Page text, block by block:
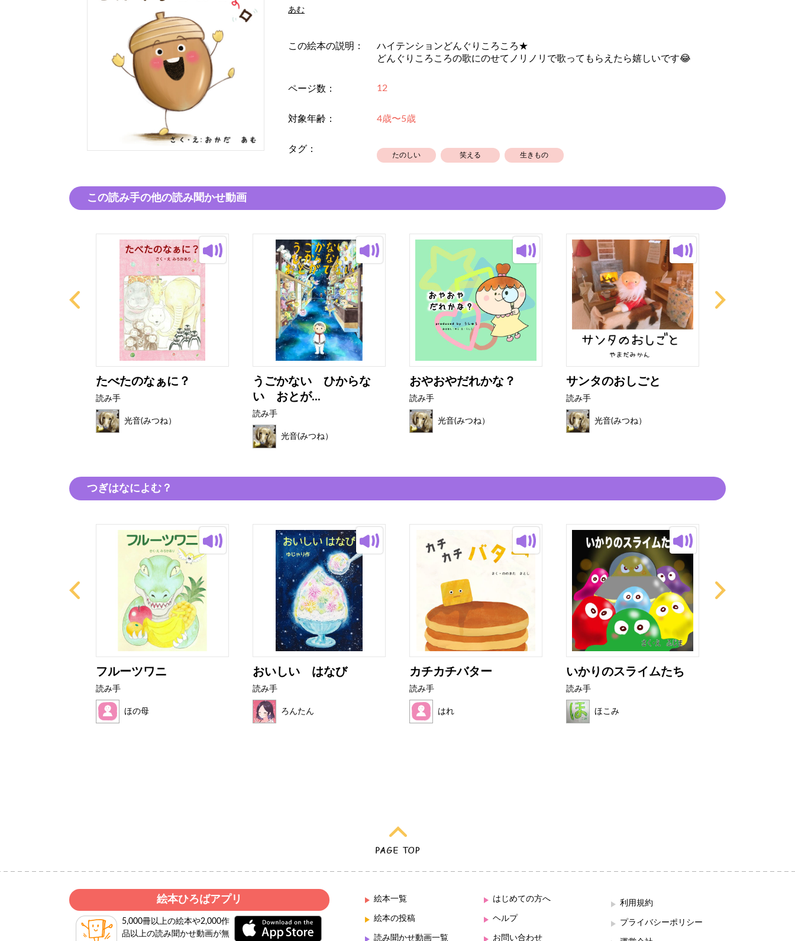
あむ
この絵本の説明：
ハイテンションどんぐりころころ★
どんぐりころころの歌にのせてノリノリで歌ってもらえたら嬉しいです😂
ページ数： 12
対象年齢： 4歳〜5歳
タグ：
たのしい 笑える 生きもの
この読み手の他の読み聞かせ動画
たべたのなぁに？
読み手
光音(みつね）
うごかない ひからな
い おとが...
読み手
光音(みつね）
おやおやだれかな？
読み手
光音(みつね）
サンタのおしごと
読み手
光音(みつね）
つぎはなによむ？
フルーツワニ
読み手
ほの母
おいしい はなび
読み手
ろんたん
カチカチバター
読み手
はれ
いかりのスライムたち
読み手
ほこみ
絵本ひろばアプリ
5,000冊以上の絵本や2,000作
品以上の読み聞かせ動画が無
絵本一覧
絵本の投稿
読み聞かせ動画一覧
はじめての方へ
ヘルプ
お問い合わせ
利用規約
プライバシーポリシー